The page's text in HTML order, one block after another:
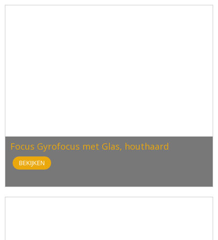
Focus Gyrofocus met Glas, houthaard
BEKIJKEN